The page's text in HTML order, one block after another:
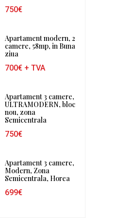
750€
Apartament modern, 2
camere, 58mp, in Buna
ziua
700€+ TVA
Apartament 3 camere,
ULTRAMODERN, bloc
nou, zona
Semicentrala
750€
Apartament 3 camere,
Modern, Zona
Semicentrala, Horea
699€